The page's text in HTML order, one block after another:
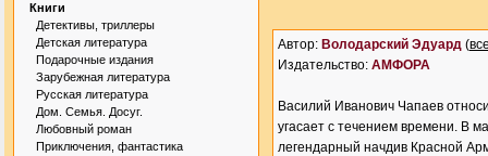
Книги
Детективы, триллеры
Детская литература
Подарочные издания
Зарубежная литература
Русская литература
Дом. Семья. Досуг.
Любовный роман
Приключения, фантастика
Автор: Володарский Эдуард (
Издательство: АМФОРА
Василий Иванович Чапаев
угасает с течением времени. В
легендарный начдив Красной